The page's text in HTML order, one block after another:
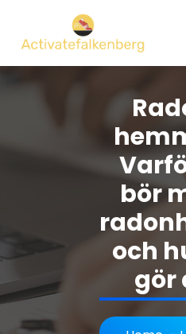
content
bör
och
gör